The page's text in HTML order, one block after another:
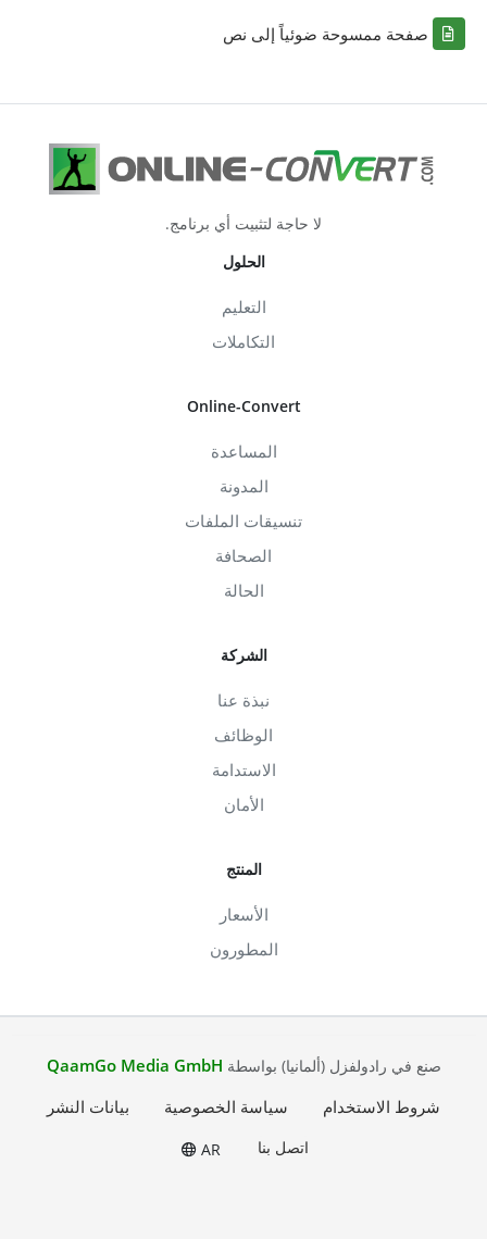
صفحة ممسوحة ضوئياً إلى نص
لا حاجة لتثبيت أي برنامج.
الحلول
التعليم
التكاملات
Online-Convert
المساعدة
المدونة
تنسيقات الملفات
الصحافة
الحالة
الشركة
نبذة عنا
الوظائف
الاستدامة
الأمان
المنتج
الأسعار
المطورون
صنع في رادولفزل (ألمانيا) بواسطة QaamGo Media GmbH
شروط الاستخدام
سياسة الخصوصية بيانات النشر
اتصل بنا AR